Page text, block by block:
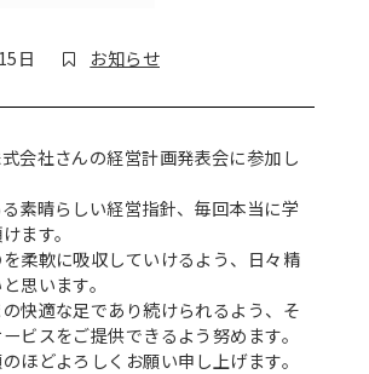
日 お知らせ
会社さんの経営計画発表会に参加し
素晴らしい経営指針、毎回本当に学
ます。
柔軟に吸収していけるよう、日々精
思います。
快適な足であり続けられるよう、そ
ビスをご提供できるよう努めます。
ほどよろしくお願い申し上げます。